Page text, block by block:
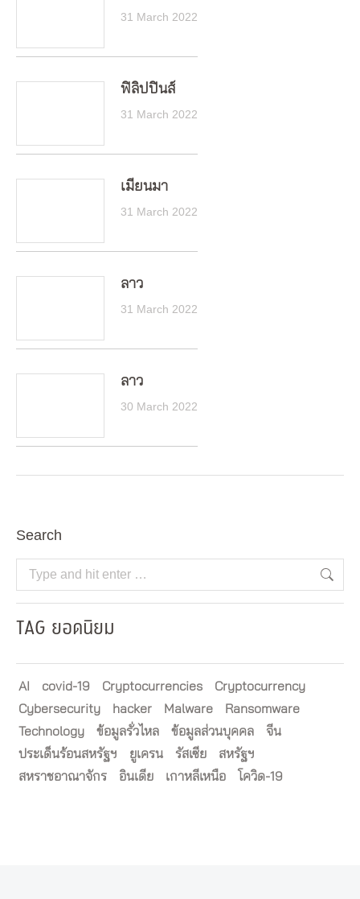
31 March 2022
ฟิลิปปินส์
31 March 2022
เมียนมา
31 March 2022
ลาว
31 March 2022
ลาว
30 March 2022
Search
Search:
TAG ยอดนิยม
AI covid-19 Cryptocurrencies
Cryptocurrency
Cybersecurity
hacker Malware
Ransomware
Technology
ข้อมูลรั่วไหล ข้อมูลส่วนบุคคล
จีน
ประเด็นร้อนสหรัฐฯ
ยูเครน รัสเซีย
สหรัฐฯ
สหราชอาณาจักร
อินเดีย เกาหลีเหนือ โควิด-19